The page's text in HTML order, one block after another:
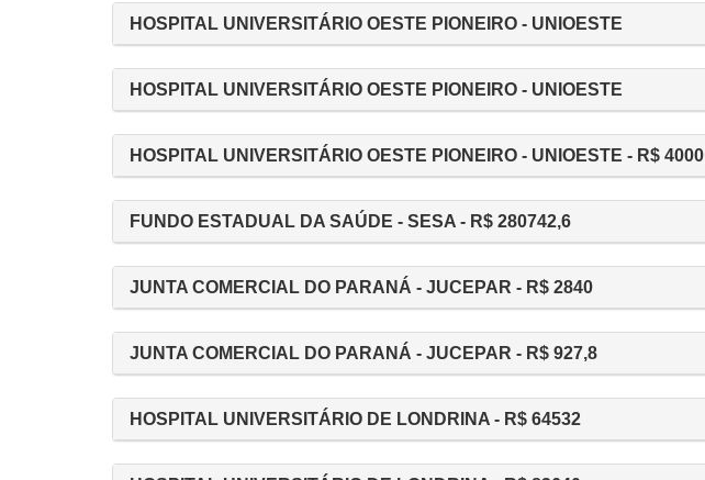
HOSPITAL UNIVERSITÁRIO OESTE PIONEIRO - UNIOESTE
HOSPITAL UNIVERSITÁRIO OESTE PIONEIRO - UNIOESTE
HOSPITAL UNIVERSITÁRIO OESTE PIONEIRO - UNIOESTE - R$ 4000
FUNDO ESTADUAL DA SAÚDE - SESA - R$ 280742,6
JUNTA COMERCIAL DO PARANÁ - JUCEPAR - R$ 2840
JUNTA COMERCIAL DO PARANÁ - JUCEPAR - R$ 927,8
HOSPITAL UNIVERSITÁRIO DE LONDRINA - R$ 64532